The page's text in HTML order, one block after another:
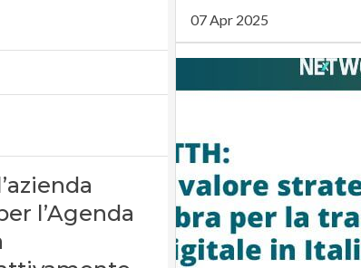
l’Agenda
07 Apr 2025